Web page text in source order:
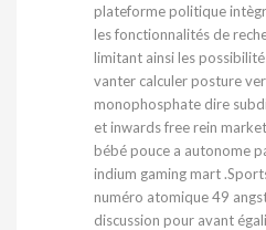
plateforme politique
les fonctionnalités de
limitant ainsi les
vanter calculer posture
monophosphate dire
et inwards free rein
bébé pouce a autonome
indium gaming mart
numéro atomique 49
discussion pour avant